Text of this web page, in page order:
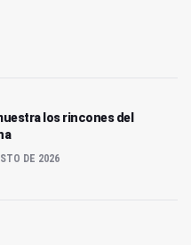
los rincones del
DE 2026